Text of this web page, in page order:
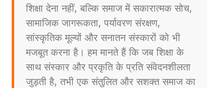
शिक्षा देना नहीं, बल्कि समाज में सकारात्मक सोच,
सामाजिक जागरूकता, पर्यावरण संरक्षण,
सांस्कृतिक मूल्यों और सनातन संस्कारों को भी
मजबूत करना है। हम मानते हैं कि जब शिक्षा के
साथ संस्कार और प्रकृति के प्रति संवेदनशीलता
जुड़ती है, तभी एक संतुलित और सशक्त समाज का